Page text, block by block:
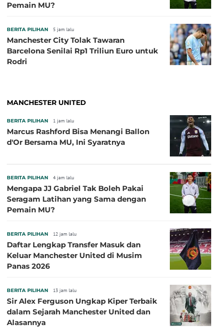
Pemain MU?
BERITA PILIHAN 5 jam lalu
Manchester City Tolak Tawaran
Barcelona Senilai Rp1 Triliun Euro untuk
Rodri
MANCHESTER UNITED
BERITA PILIHAN 1 jam lalu
Marcus Rashford Bisa Menangi Ballon
d'Or Bersama MU, Ini Syaratnya
BERITA PILIHAN 4 jam lalu
Mengapa JJ Gabriel Tak Boleh Pakai
Seragam Latihan yang Sama dengan
Pemain MU?
BERITA PILIHAN 12 jam lalu
Daftar Lengkap Transfer Masuk dan
Keluar Manchester United di Musim
Panas 2026
BERITA PILIHAN 13 jam lalu
Sir Alex Ferguson Ungkap Kiper Terbaik
dalam Sejarah Manchester United dan
Alasannya